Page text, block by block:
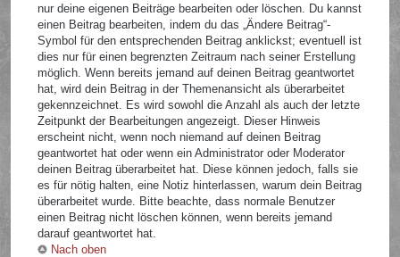
nur deine eigenen Beiträge bearbeiten oder löschen. Du kannst
einen Beitrag bearbeiten, indem du das „Ändere Beitrag“-
Symbol für den entsprechenden Beitrag anklickst; eventuell ist
dies nur für einen begrenzten Zeitraum nach seiner Erstellung
möglich. Wenn bereits jemand auf deinen Beitrag geantwortet
hat, wird dein Beitrag in der Themenansicht als überarbeitet
gekennzeichnet. Es wird sowohl die Anzahl als auch der letzte
Zeitpunkt der Bearbeitungen angezeigt. Dieser Hinweis
erscheint nicht, wenn noch niemand auf deinen Beitrag
geantwortet hat oder wenn ein Administrator oder Moderator
deinen Beitrag überarbeitet hat. Diese können jedoch, falls sie
es für nötig halten, eine Notiz hinterlassen, warum dein Beitrag
überarbeitet wurde. Bitte beachte, dass normale Benutzer
einen Beitrag nicht löschen können, wenn bereits jemand
darauf geantwortet hat.
Nach oben